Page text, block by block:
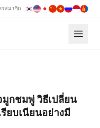
รสมาชิก
กชมพู่ วิธีเปลี่ยน
ยบเนียนอย่างมี